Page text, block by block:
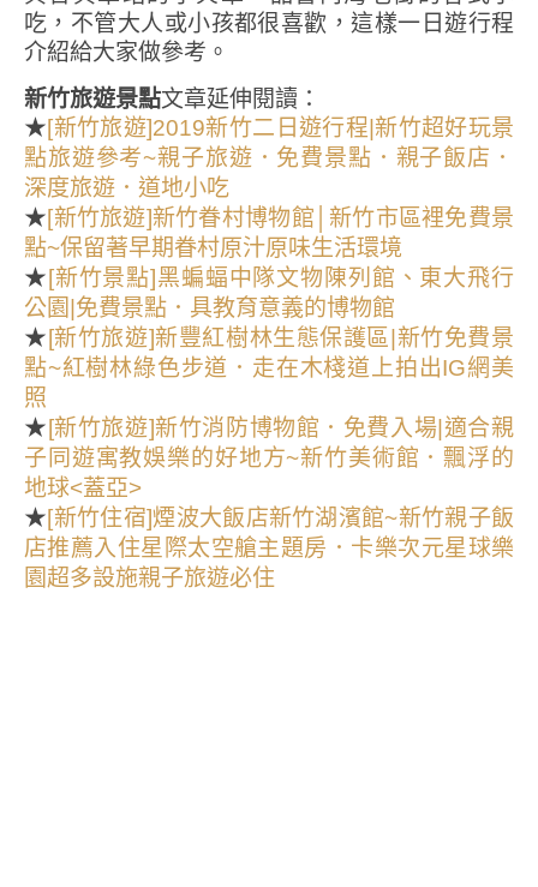
吃，不管大人或小孩都很喜歡，這樣一日遊行程
介紹給大家做參考。
新竹旅遊景點文章延伸閱讀：
★[新竹旅遊]2019新竹二日遊行程|新竹超好玩景
點旅遊參考~親子旅遊．免費景點．親子飯店．
深度旅遊．道地小吃
★[新竹旅遊]新竹眷村博物館│新竹市區裡免費景
點~保留著早期眷村原汁原味生活環境
★ [新竹景點]黑蝙蝠中隊文物陳列館、東大飛行
公園|免費景點．具教育意義的博物館
★ [新竹旅遊]新豐紅樹林生態保護區|新竹免費景
點~紅樹林綠色步道．走在木棧道上拍出IG網美
照
★ [新竹旅遊]新竹消防博物館．免費入場|適合親
子同遊寓教娛樂的好地方~新竹美術館．飄浮的
地球<蓋亞>
★[新竹住宿]煙波大飯店新竹湖濱館~新竹親子飯
店推薦入住星際太空艙主題房．卡樂次元星球樂
園超多設施親子旅遊必住